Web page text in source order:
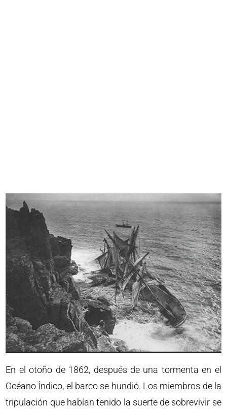
En el otoño de 1862, después de una tormenta en el
Océano Índico, el barco se hundió. Los miembros de la
tripulación que habían tenido la suerte de sobrevivir se